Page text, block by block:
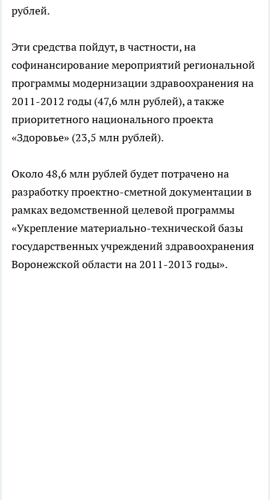
рублей.
Эти средства пойдут, в частности, на
софинансирование мероприятий региональной
программы модернизации здравоохранения на
2011-2012 годы (47,6 млн рублей), а также
приоритетного национального проекта
«Здоровье» (23,5 млн рублей).
Около 48,6 млн рублей будет потрачено на
разработку проектно-сметной документации в
рамках ведомственной целевой программы
«Укрепление материально-технической базы
государственных учреждений здравоохранения
Воронежской области на 2011-2013 годы».